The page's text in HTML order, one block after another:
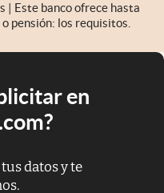
| Este banco ofrece hasta
pensión: los requisitos.
en
datos y te